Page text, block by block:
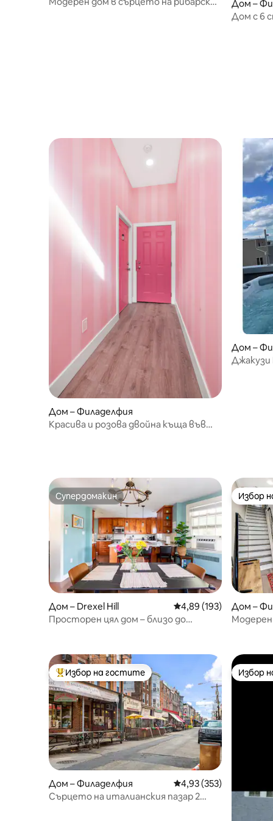
Дом –
Дом с 6
Дом – Филаделфия
Красива и розова двойна къща във
Дом –
Джакузи
Супердомакин
Супердомакин
Дом – Drexel Hill Средна оценка: 4,89
4,89 (193)
Просторен цял дом – близо до
Избор
Избор
Дом –
Модерен
Най-популярен избор на гостите
Избор на гостите
Дом – Филаделфия Средна оценка: 4,93
4,93 (353)
Сърцето на италианския пазар 2
Избор
Избор